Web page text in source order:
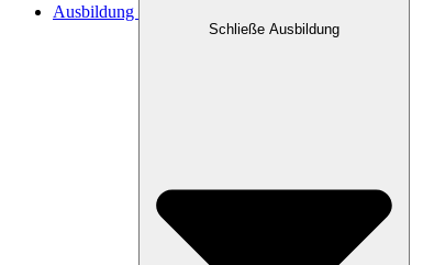
Ausbildung
Schließe Ausbildung